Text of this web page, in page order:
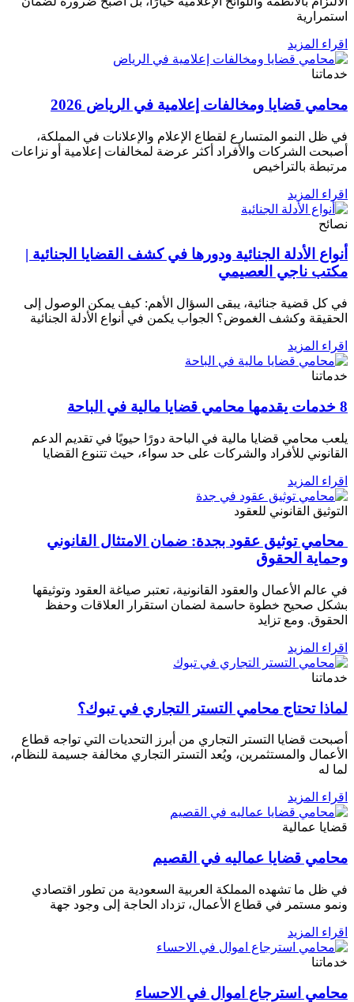
استمرارية
اقراء المزيد
خدماتنا
محامي قضايا ومخالفات إعلامية في الرياض 2026
في ظل النمو المتسارع لقطاع الإعلام والإعلانات في المملكة،
أصبحت الشركات والأفراد أكثر عرضة لمخالفات إعلامية أو نزاعات
مرتبطة بالتراخيص
اقراء المزيد
نصائح
أنواع الأدلة الجنائية ودورها في كشف القضايا الجنائية |
مكتب ناجي العصيمي
في كل قضية جنائية، يبقى السؤال الأهم: كيف يمكن الوصول إلى
الحقيقة وكشف الغموض؟ الجواب يكمن في أنواع الأدلة الجنائية
اقراء المزيد
خدماتنا
8 خدمات يقدمها محامي قضايا مالية في الباحة
يلعب محامي قضايا مالية في الباحة دورًا حيويًا في تقديم الدعم
القانوني للأفراد والشركات على حد سواء، حيث تتنوع القضايا
اقراء المزيد
التوثيق القانوني للعقود
محامي توثيق عقود بجدة: ضمان الامتثال القانوني
وحماية الحقوق
في عالم الأعمال والعقود القانونية، تعتبر صياغة العقود وتوثيقها
بشكل صحيح خطوة حاسمة لضمان استقرار العلاقات وحفظ
الحقوق. ومع تزايد
اقراء المزيد
خدماتنا
لماذا تحتاج محامي التستر التجاري في تبوك؟
أصبحت قضايا التستر التجاري من أبرز التحديات التي تواجه قطاع
الأعمال والمستثمرين، ويُعد التستر التجاري مخالفة جسيمة للنظام،
لما له
اقراء المزيد
قضايا عمالية
محامي قضايا عماليه في القصيم
في ظل ما تشهده المملكة العربية السعودية من تطور اقتصادي
ونمو مستمر في قطاع الأعمال، تزداد الحاجة إلى وجود جهة
اقراء المزيد
خدماتنا
محامي استرجاع اموال في الاحساء